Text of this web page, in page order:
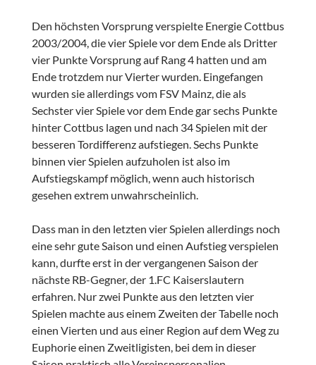
Den höchsten Vorsprung verspielte Energie Cottbus
2003/2004, die vier Spiele vor dem Ende als Dritter
vier Punkte Vorsprung auf Rang 4 hatten und am
Ende trotzdem nur Vierter wurden. Eingefangen
wurden sie allerdings vom FSV Mainz, die als
Sechster vier Spiele vor dem Ende gar sechs Punkte
hinter Cottbus lagen und nach 34 Spielen mit der
besseren Tordifferenz aufstiegen. Sechs Punkte
binnen vier Spielen aufzuholen ist also im
Aufstiegskampf möglich, wenn auch historisch
gesehen extrem unwahrscheinlich.
Dass man in den letzten vier Spielen allerdings noch
eine sehr gute Saison und einen Aufstieg verspielen
kann, durfte erst in der vergangenen Saison der
nächste RB-Gegner, der 1.FC Kaiserslautern
erfahren. Nur zwei Punkte aus den letzten vier
Spielen machte aus einem Zweiten der Tabelle noch
einen Vierten und aus einer Region auf dem Weg zu
Euphorie einen Zweitligisten, bei dem in dieser